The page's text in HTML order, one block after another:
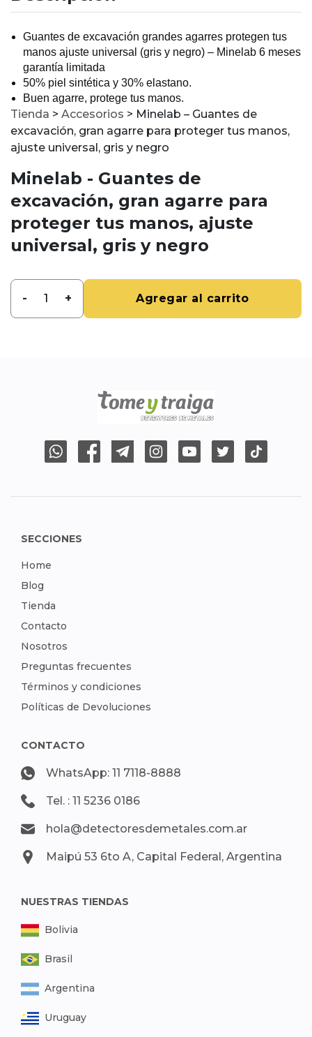
Guantes de excavación grandes agarres protegen tus
manos ajuste universal (gris y negro) – Minelab 6 meses
garantía limitada
50% piel sintética y 30% elastano.
Buen agarre, protege tus manos.
Tienda > Accesorios > Minelab – Guantes de
excavación, gran agarre para proteger tus manos,
ajuste universal, gris y negro
Minelab - Guantes de
excavación, gran agarre para
proteger tus manos, ajuste
universal, gris y negro
- + Agregar al carrito
SECCIONES
Home
Blog
Tienda
Contacto
Nosotros
Preguntas frecuentes
Términos y condiciones
Políticas de Devoluciones
CONTACTO
WhatsApp: 11 7118-8888
Tel. : 11 5236 0186
hola@detectoresdemetales.com.ar
Maipú 53 6to A, Capital Federal, Argentina
NUESTRAS TIENDAS
Bolivia
Brasil
Argentina
Uruguay